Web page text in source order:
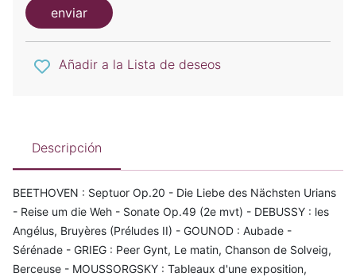
enviar
Añadir a la Lista de deseos
Descripción
BEETHOVEN : Septuor Op.20 - Die Liebe des Nächsten Urians
- Reise um die Weh - Sonate Op.49 (2e mvt) - DEBUSSY : les
Angélus, Bruyères (Préludes II) - GOUNOD : Aubade -
Sérénade - GRIEG : Peer Gynt, Le matin, Chanson de Solveig,
Berceuse - MOUSSORGSKY : Tableaux d'une exposition,